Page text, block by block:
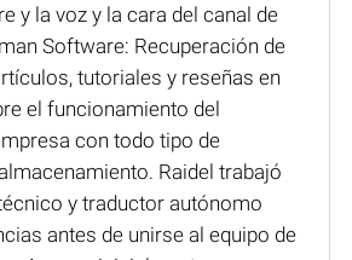
y la voz y la cara del canal de
Software: Recuperación de
tutoriales y reseñas en
el funcionamiento del
con todo tipo de
Raidel trabajó
y traductor autónomo
antes de unirse al equipo de